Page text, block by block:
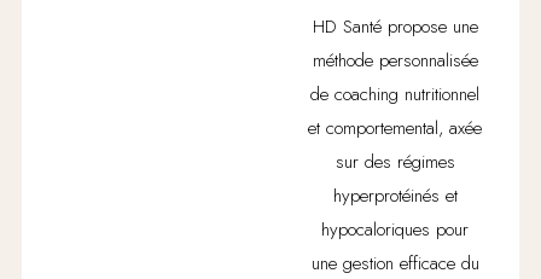
HD Santé propose une
méthode personnalisée
de coaching nutritionnel
et comportemental, axée
sur des régimes
hyperprotéinés et
hypocaloriques pour
une gestion efficace du